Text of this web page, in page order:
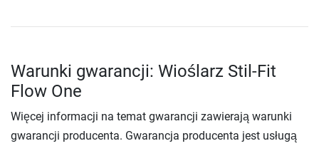
Warunki gwarancji: Wioślarz Stil-Fit
Flow One
Więcej informacji na temat gwarancji zawierają warunki
gwarancji producenta. Gwarancja producenta jest usługą